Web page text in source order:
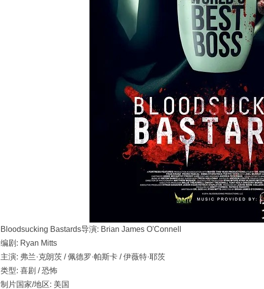
Bloodsucking Bastards导演: Brian James O'Connell
编剧: Ryan Mitts
主演: 弗兰·克朗茨 / 佩德罗·帕斯卡 / 伊薇特·耶茨
类型: 喜剧 / 恐怖
制片国家/地区: 美国